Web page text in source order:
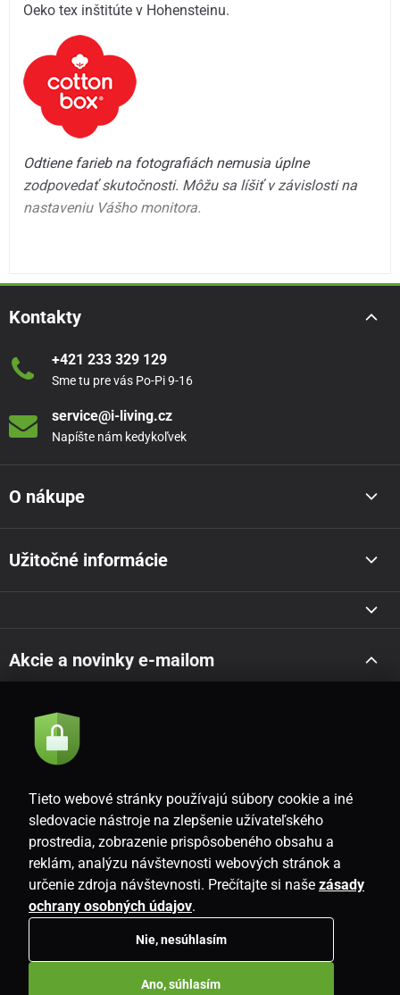
Oeko tex inštitúte v Hohensteinu.
Odtiene farieb na fotografiách nemusia úplne
zodpovedať skutočnosti. Môžu sa líšiť v závislosti na
nastaveniu Vášho monitora.
Kontakty
+421 233 329 129
Sme tu pre vás Po-Pi 9-16
service@i-living.cz
Napíšte nám kedykoľvek
O nákupe
Užitočné informácie
Akcie a novinky e-mailom
Súhlasím so
SK
www.i-living.sk
Tieto webové stránky používajú súbory cookie a iné
sledovacie nástroje na zlepšenie užívateľského
prostredia, zobrazenie prispôsobeného obsahu a
reklám, analýzu návštevnosti webových stránok a
určenie zdroja návštevnosti. Prečítajte si naše zásady
ochrany osobných údajov.
Nie, nesúhlasím
Ano, súhlasím